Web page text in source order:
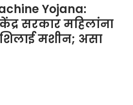
Yojana:
सरकार महिलांना
मशीन; असा